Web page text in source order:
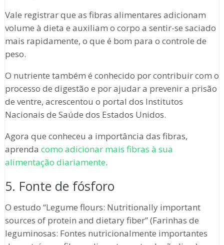
Vale registrar que as fibras alimentares adicionam
volume à dieta e auxiliam o corpo a sentir-se saciado
mais rapidamente, o que é bom para o controle de
peso.
O nutriente também é conhecido por contribuir com o
processo de digestão e por ajudar a prevenir a prisão
de ventre, acrescentou o portal dos Institutos
Nacionais de Saúde dos Estados Unidos.
Agora que conheceu a importância das fibras,
aprenda como adicionar mais fibras à sua
alimentação diariamente.
5. Fonte de fósforo
O estudo “Legume flours: Nutritionally important
sources of protein and dietary fiber” (Farinhas de
leguminosas: Fontes nutricionalmente importantes